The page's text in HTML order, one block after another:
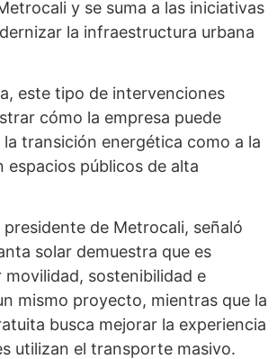
y se suma a las iniciativas
la infraestructura urbana
este tipo de intervenciones
cómo la empresa puede
transición energética como a la
espacios públicos de alta
de Metrocali, señaló
solar demuestra que es
sostenibilidad e
mismo proyecto, mientras que la
busca mejorar la experiencia
utilizan el transporte masivo.